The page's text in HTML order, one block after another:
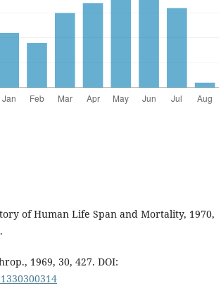
of Human Life Span and Mortality, 1970,
1969, 30, 427. DOI: